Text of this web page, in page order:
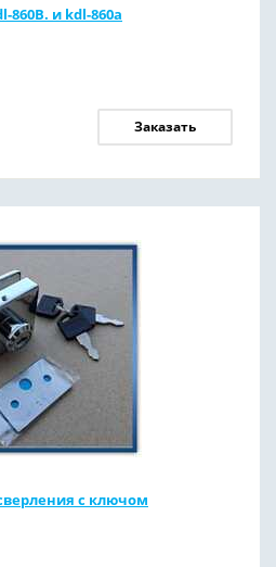
860B. и kdl-860а
Заказать
с ключом